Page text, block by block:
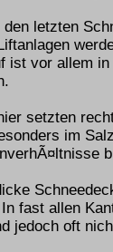
den letzten
ist vor allem
setzten
im
fast allen
jedoch oft